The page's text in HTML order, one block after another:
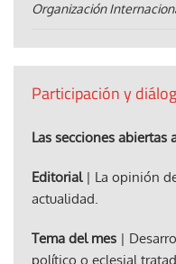
Organización
Participación y
Las secciones abiertas
Editorial| La opinión
actualidad.
Tema del mes |
político o eclesial